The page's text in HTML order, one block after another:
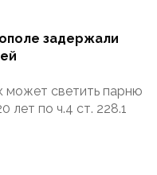
задержали
может светить парню
лет по ч.4 ст. 228.1